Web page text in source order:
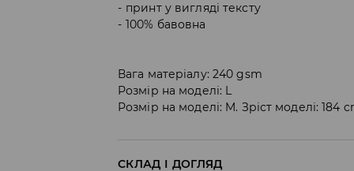
принт у вигляді тексту
100% бавовна
Вага матеріалу: 240 gsm
Розмір на моделі: L
Розмір на моделі: M. Зріст моделі: 184
СКЛАД І ДОГЛЯД